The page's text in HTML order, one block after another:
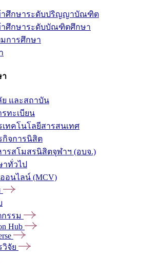
าศึกษาระดับปริญญาบัณฑิต
าศึกษาระดับบัณฑิตศึกษา
การศึกษา
า
และสถาบัน
ทะเบียน
ทคโนโลยีสารสนเทศ
กิจการนิสิต
รสโมสรนิสิตจุฬาฯ (อบจ.)
ทั่วไป
อนไลน์ (MCV)
รรม
Hub
จัย